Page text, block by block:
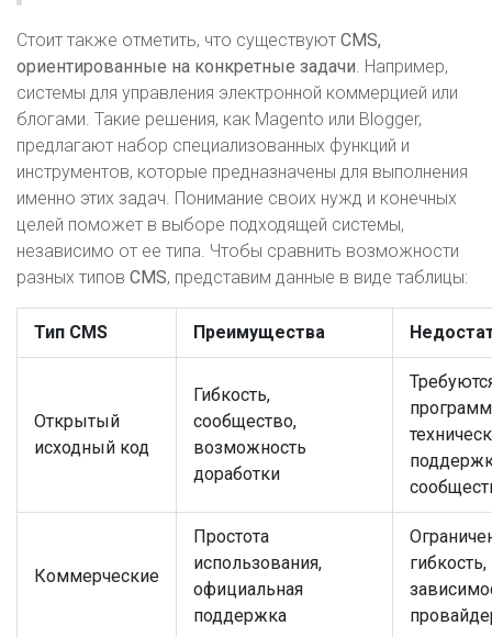
Стоит также отметить, что существуют CMS,
ориентированные на конкретные задачи. Например,
системы для управления электронной коммерцией или
блогами. Такие решения, как Magento или Blogger,
предлагают набор специализованных функций и
инструментов, которые предназначены для выполнения
именно этих задач. Понимание своих нужд и конечных
целей поможет в выборе подходящей системы,
независимо от ее типа. Чтобы сравнить возможности
разных типов CMS, представим данные в виде таблицы:
Тип CMS Преимущества
Открытый
исходный код
Гибкость,
сообщество,
возможность
доработки
Коммерческие
Простота
использования,
официальная
поддержка
гибкость,